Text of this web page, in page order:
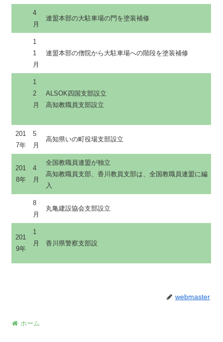
4
月
連盟本部の大駐車場の門を塗装補修
1
1
月
連盟本部の僧院から大駐車場への階段を塗装補修
1
2
月
ALSOK四国支部設立
高知教職員支部設立
201
7年
5
月
高知県いの町役場支部設立
201
8年
4
月
全国教職員連盟が独立
高知教職員支部、香川教員支部は、全国教職員連盟に編
入
8
月
丸亀建設協会支部設立
201
9年
1
月
香川県警察支部設
webmaster
ホーム